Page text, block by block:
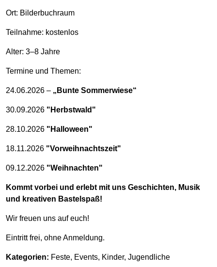
Ort: Bilderbuchraum
Teilnahme: kostenlos
Alter: 3–8 Jahre
Termine und Themen:
24.06.2026 – „Bunte Sommerwiese“
30.09.2026 "Herbstwald"
28.10.2026 "Halloween"
18.11.2026 "Vorweihnachtszeit"
09.12.2026 "Weihnachten"
Kommt vorbei und erlebt mit uns Geschichten, Musik
und kreativen Bastelspaß!
Wir freuen uns auf euch!
Eintritt frei, ohne Anmeldung.
Kategorien: Feste, Events, Kinder, Jugendliche